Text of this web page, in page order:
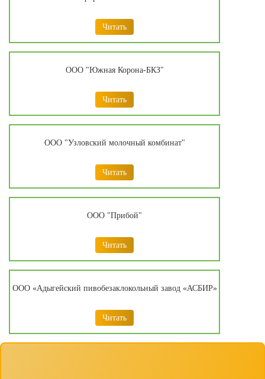
Читать
ООО "Южная Корона-БКЗ"
Читать
ООО "Узловский молочный комбинат"
Читать
ООО "Прибой"
Читать
ООО «Адыгейский пивобезаклокольный завод «АСБИР»
Читать